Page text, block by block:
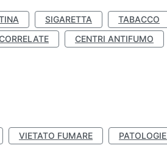
SIGARETTA
TABACCO
CENTRI ANTIFUMO
VIETATO FUMARE